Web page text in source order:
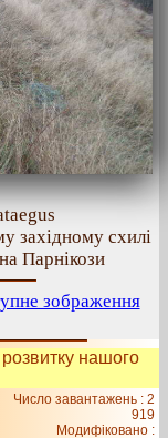
західному схилі
Парнікози
зображення
нашого
Число завантажень : 2
919
Модифіковано :